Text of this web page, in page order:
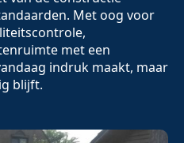
Met oog voor
met een
indruk maakt, maar
blijft.